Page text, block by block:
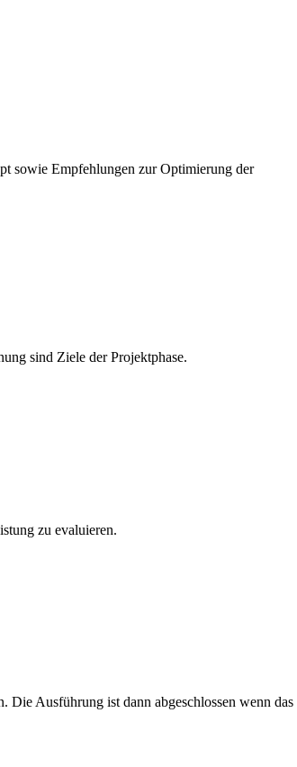
sowie Empfehlungen zur Optimierung der
sind Ziele der Projektphase.
zu evaluieren.
Die Ausführung ist dann abgeschlossen wenn das